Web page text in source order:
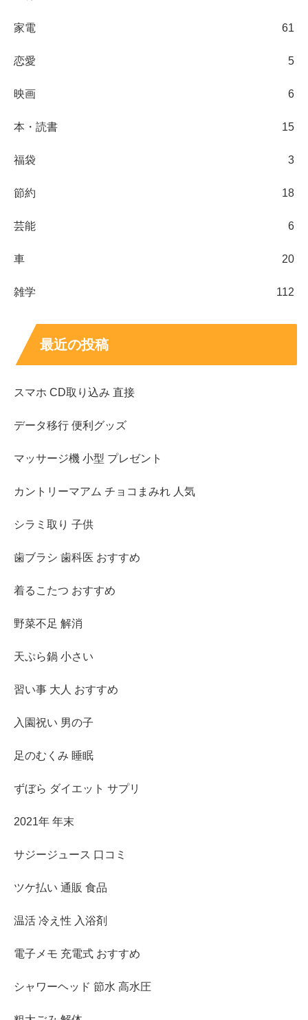
家電 61
恋愛 5
映画 6
本・読書 15
福袋 3
節約 18
芸能 6
車 20
雑学 112
最近の投稿
スマホ CD取り込み 直接
データ移行 便利グッズ
マッサージ機 小型 プレゼント
カントリーマアム チョコまみれ 人気
シラミ取り 子供
歯ブラシ 歯科医 おすすめ
着るこたつ おすすめ
野菜不足 解消
天ぷら鍋 小さい
習い事 大人 おすすめ
入園祝い 男の子
足のむくみ 睡眠
ずぼら ダイエット サプリ
2021年 年末
サジージュース 口コミ
ツケ払い 通販 食品
温活 冷え性 入浴剤
電子メモ 充電式 おすすめ
シャワーヘッド 節水 高水圧